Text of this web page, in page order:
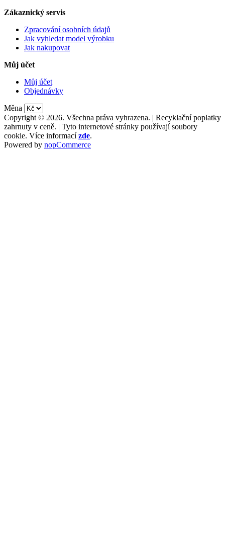
Zákaznický servis
Zpracování osobních údajů
Jak vyhledat model výrobku
Jak nakupovat
Můj účet
Můj účet
Objednávky
Měna
Copyright © 2026. Všechna práva vyhrazena. | Recyklační poplatky
zahrnuty v ceně. | Tyto internetové stránky používají soubory
cookie. Více informacízde.
Powered by nopCommerce